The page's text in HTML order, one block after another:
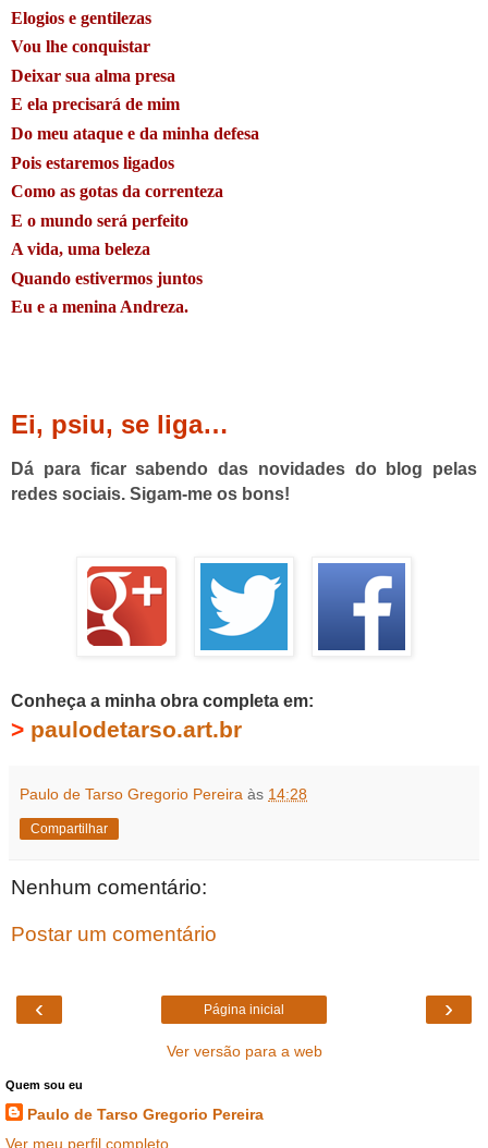
Elogios e gentilezas
Vou lhe conquistar
Deixar sua alma presa
E ela precisará de mim
Do meu ataque e da minha defesa
Pois estaremos ligados
Como as gotas da correnteza
E o mundo será perfeito
A vida, uma beleza
Quando estivermos juntos
Eu e a menina Andreza.
Ei, psiu, se liga…
Dá para ficar sabendo das novidades do blog pelas
redes sociais. Sigam-me os bons!
Conheça a minha obra completa em:
> paulodetarso.art.br
Paulo de Tarso Gregorio Pereira às 14:28
Compartilhar
Nenhum comentário:
Postar um comentário
‹ ›
Página inicial
Ver versão para a web
Quem sou eu
Paulo de Tarso Gregorio Pereira
Ver meu perfil completo